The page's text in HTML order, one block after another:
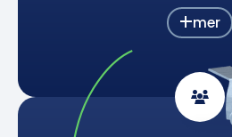
+mer
